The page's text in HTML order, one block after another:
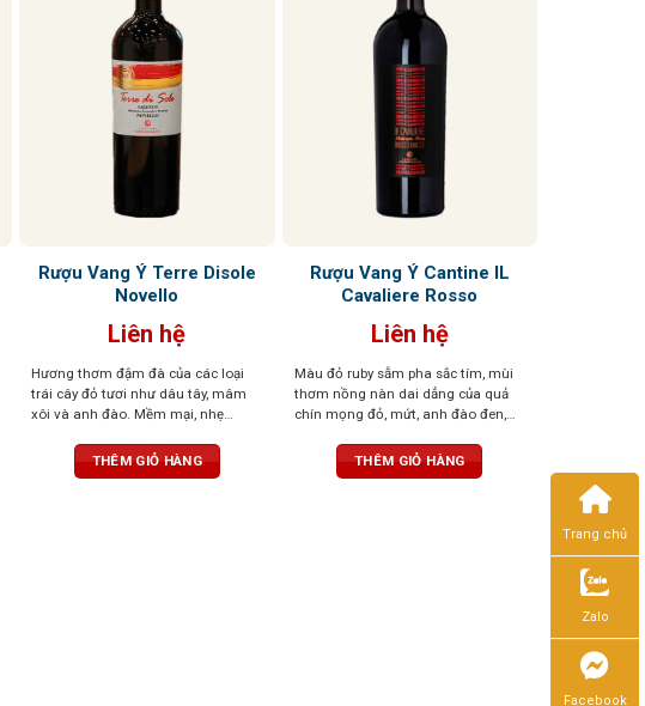
Rượu Vang Ý Terre Disole
Novello
Liên hệ
Hương thơm đậm đà của các loại
trái cây đỏ tươi như dâu tây, mâm
xôi và anh đào. Mềm mại, nhẹ
chua nhẹ. Hương vị trái cây tươi
mát đặc trưng giúp loại rượu này trở
THÊM GIỎ HÀNG
Rượu Vang Ý Cantine IL
Cavaliere Rosso
Liên hệ
Màu đỏ ruby sẫm pha sắc tím, mùi
thơm nồng nàn dai dẳng của quả
chín mọng đỏ, mứt, anh đào đen,
cacao. Hương vị ngọt ngào, ấm áp
mà mềm mại. kết thúc được bao
THÊM GIỎ HÀNG
Trang chủ
Zalo
Facebook